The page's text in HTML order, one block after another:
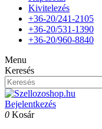
Kivitelezés
+36-20/241-2105
+36-20/531-1390
+36-20/960-8840
Menu
Keresés
Bejelentkezés
0 Kosár